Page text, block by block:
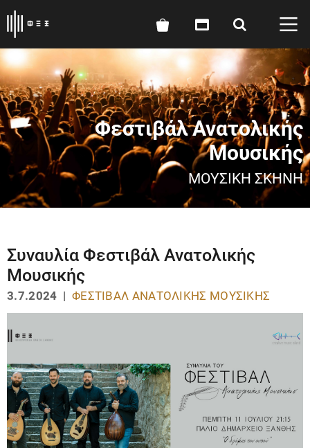
Φεστιβάλ Ανατολικής
Μουσικής
ΜΟΥΣΙΚΉ ΣΚΗΝΉ
Συναυλία Φεστιβάλ Ανατολικής
Μουσικής
3.7.2024 | ΦΕΣΤΙΒΆΛ ΑΝΑΤΟΛΙΚΉΣ ΜΟΥΣΙΚΉΣ